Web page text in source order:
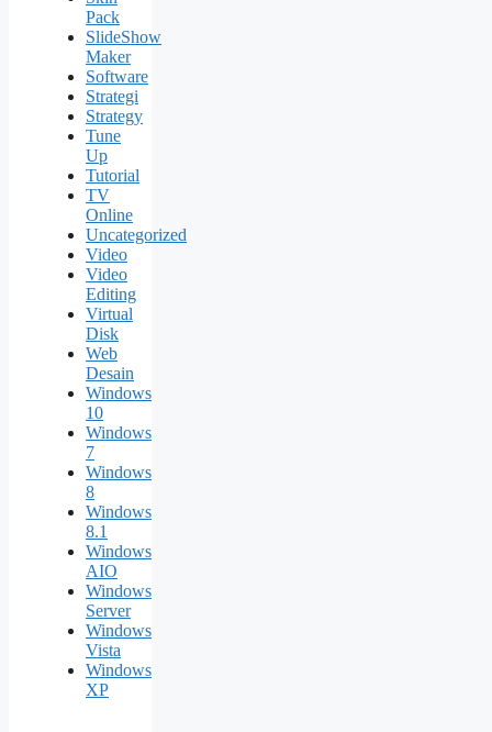
Pack
SlideShow
Maker
Software
Strategi
Strategy
Tune
Up
Tutorial
TV
Online
Uncategorized
Video
Video
Editing
Virtual
Disk
Web
Desain
Windows
10
Windows
7
Windows
8
Windows
8.1
Windows
AIO
Windows
Server
Windows
Vista
Windows
XP